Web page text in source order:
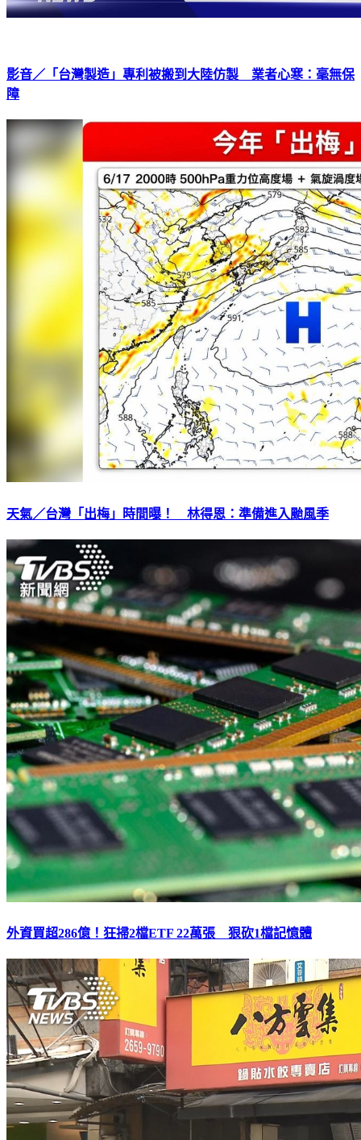
影音／「台灣製造」專利被搬到大陸仿製 業者心寒：毫無保
障
天氣／台灣「出梅」時間曝！ 林得恩：準備進入颱風季
外資買超286億！狂掃2檔ETF 22萬張 狠砍1檔記憶體